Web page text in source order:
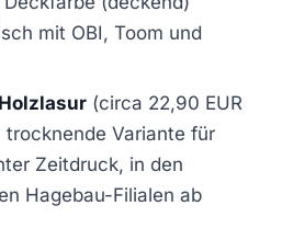
mit OBI, Toom und
(circa 22,90 EUR
trocknende Variante für
Zeitdruck, in den
Hagebau-Filialen ab